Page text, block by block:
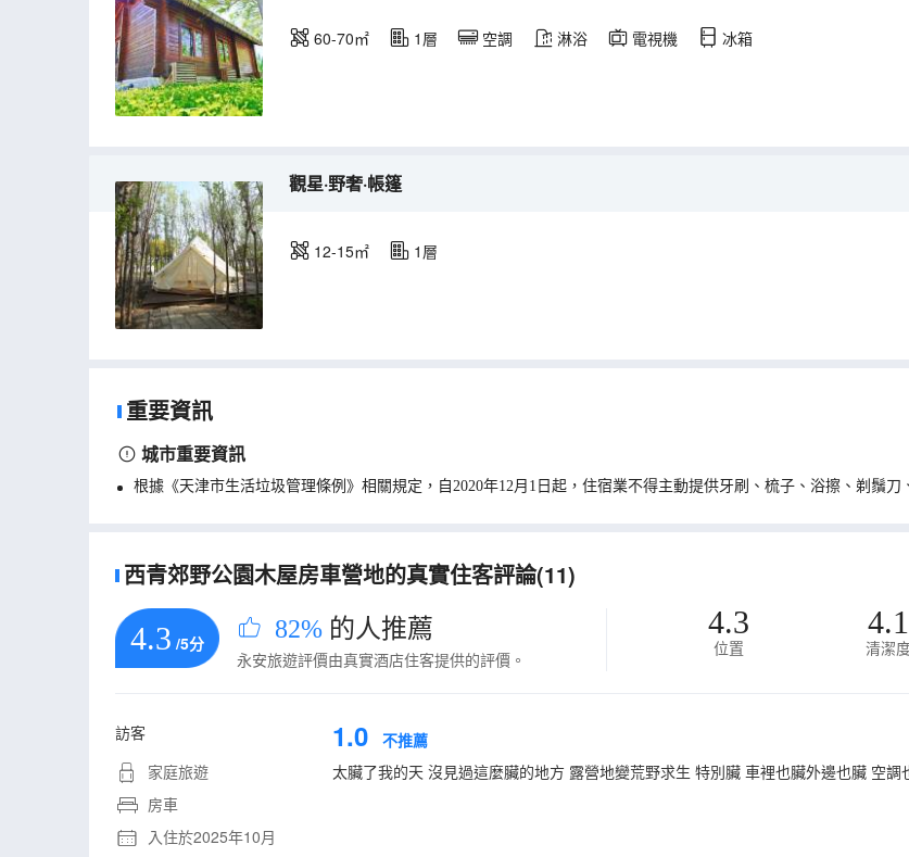
60-70㎡ 1層 空調 淋浴 電視機 冰箱
觀星·野奢·帳篷
12-15㎡ 1層
重要資訊
城市重要資訊
根據《天津市生活垃圾管理條例》相關規定，自2020年12月1日起，住宿業不得主動提供牙刷、梳子、浴擦、剃鬚刀
西青郊野公園木屋房車營地的真實住客評論(11)
4.3 /5分 82% 的人推薦
永安旅遊評價由真實酒店住客提供的評價。
4.3
位置
4.1
清潔
訪客
家庭旅遊
房車
入住於2025年10月
1.0 不推薦
太臟了我的天 沒見過這麼臟的地方 露營地變荒野求生 特別臟 車裡也臟外邊也臟 空